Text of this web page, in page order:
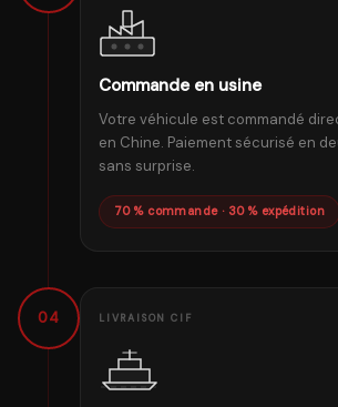
Commande en usine
Votre véhicule est commandé
en Chine. Paiement sécurisé en
sans surprise.
70 % commande · 30 % expédition
04 LIVRAISON CIF